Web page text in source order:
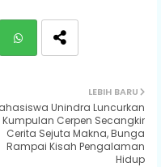
ats
ap
LEBIH BARU
Unindra Luncurkan
Kumpulan Cerpen Secangkir
Cerita Sejuta Makna, Bunga
Rampai Kisah Pengalaman
Hidup